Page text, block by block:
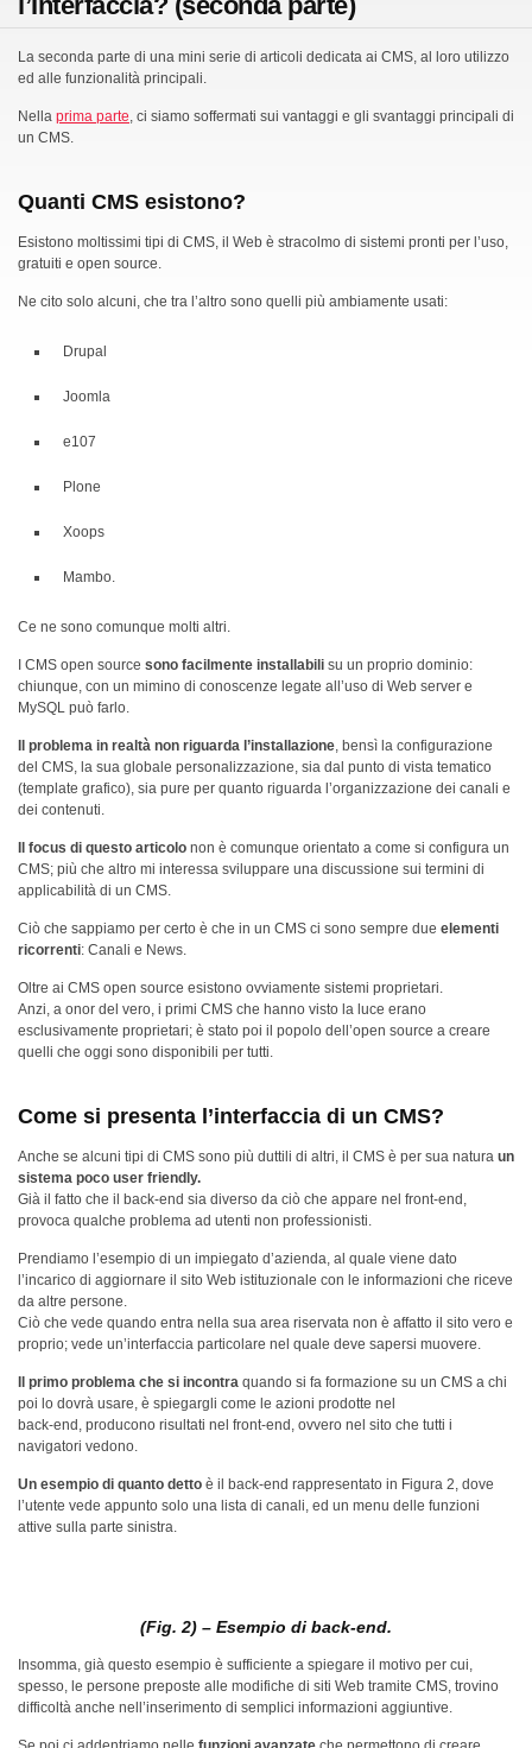
La seconda parte di una mini serie di articoli dedicata ai CMS, al loro utilizzo
ed alle funzionalità principali.
Nella prima parte, ci siamo soffermati sui vantaggi e gli svantaggi principali di
un CMS.
Quanti CMS esistono?
Esistono moltissimi tipi di CMS, il Web è stracolmo di sistemi pronti per l’uso,
gratuiti e open source.
Ne cito solo alcuni, che tra l’altro sono quelli più ambiamente usati:
Drupal
Joomla
e107
Plone
Xoops
Mambo.
Ce ne sono comunque molti altri.
I CMS open source sono facilmente installabili su un proprio dominio:
chiunque, con un mimino di conoscenze legate all’uso di Web server e
MySQL può farlo.
Il problema in realtà non riguarda l’installazione, bensì la configurazione
del CMS, la sua globale personalizzazione, sia dal punto di vista tematico
(template grafico), sia pure per quanto riguarda l’organizzazione dei canali e
dei contenuti.
Il focus di questo articolo non è comunque orientato a come si configura un
CMS; più che altro mi interessa sviluppare una discussione sui termini di
applicabilità di un CMS.
Ciò che sappiamo per certo è che in un CMS ci sono sempre due elementi
ricorrenti: Canali e News.
Oltre ai CMS open source esistono ovviamente sistemi proprietari.
Anzi, a onor del vero, i primi CMS che hanno visto la luce erano
esclusivamente proprietari; è stato poi il popolo dell’open source a creare
quelli che oggi sono disponibili per tutti.
Come si presenta l’interfaccia di un CMS?
Anche se alcuni tipi di CMS sono più duttili di altri, il CMS è per sua natura un
sistema poco user friendly.
Già il fatto che il back-end sia diverso da ciò che appare nel front-end,
provoca qualche problema ad utenti non professionisti.
Prendiamo l’esempio di un impiegato d’azienda, al quale viene dato
l’incarico di aggiornare il sito Web istituzionale con le informazioni che riceve
da altre persone.
Ciò che vede quando entra nella sua area riservata non è affatto il sito vero e
proprio; vede un’interfaccia particolare nel quale deve sapersi muovere.
Il primo problema che si incontra quando si fa formazione su un CMS a chi
poi lo dovrà usare, è spiegargli come le azioni prodotte nel
back-end, producono risultati nel front-end, ovvero nel sito che tutti i
navigatori vedono.
Un esempio di quanto detto è il back-end rappresentato in Figura 2, dove
l’utente vede appunto solo una lista di canali, ed un menu delle funzioni
attive sulla parte sinistra.
(Fig. 2) – Esempio di back-end.
Insomma, già questo esempio è sufficiente a spiegare il motivo per cui,
spesso, le persone preposte alle modifiche di siti Web tramite CMS, trovino
difficoltà anche nell’inserimento di semplici informazioni aggiuntive.